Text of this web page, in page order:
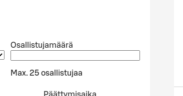
Osallistujamäärä
Max. 25 osallistujaa
Päättymisaika